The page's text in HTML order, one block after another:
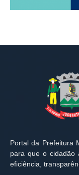
Portal da Prefeitura
para que o cidadão
eficiência,